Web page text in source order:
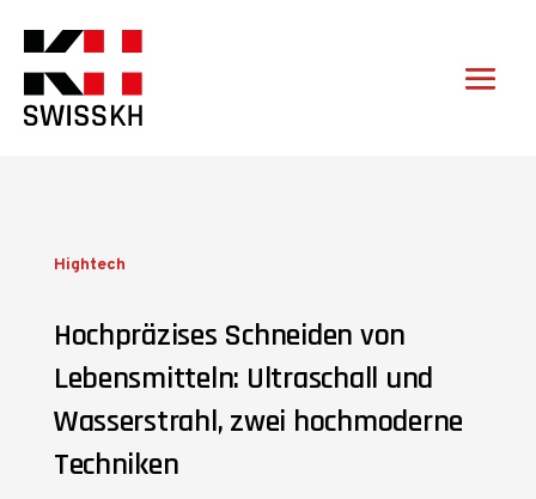
Hightech
Hochpräzises Schneiden von
Lebensmitteln: Ultraschall und
Wasserstrahl, zwei hochmoderne
Techniken